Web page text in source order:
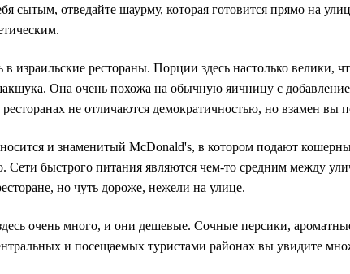
сытым, отведайте шаурму, которая готовится прямо на
израильские рестораны. Порции здесь настолько велики,
Она очень похожа на обычную яичницу с
не отличаются демократичностью, но взамен вы
и знаменитый McDonald's, в котором подают
Сети быстрого питания являются чем-то средним между
но чуть дороже, нежели на улице.
очень много, и они дешевые. Сочные персики,
и посещаемых туристами районах вы увидите